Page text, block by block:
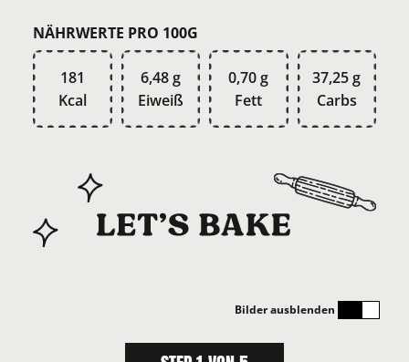
NÄHRWERTE PRO 100G
181
Kcal
6,48 g
Eiweiß
0,70 g
Fett
37,25 g
Carbs
Bilder ausblenden